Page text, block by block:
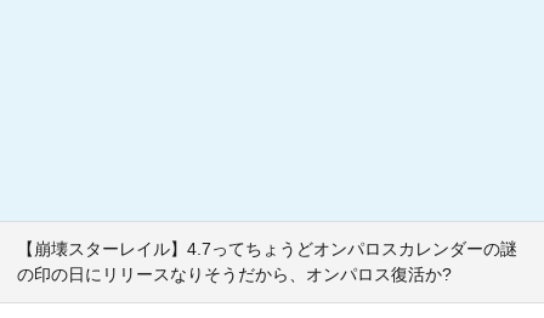
【崩壊スターレイル】4.7ってちょうどオンパロスカレンダーの謎
の印の日にリリースなりそうだから、オンパロス復活か?